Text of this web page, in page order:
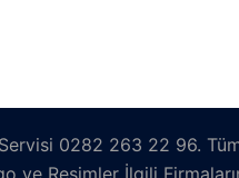
0282 263 22 96.
ve Resimler İlgili